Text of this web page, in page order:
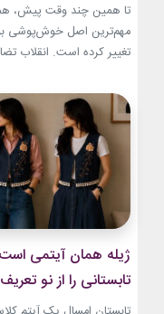
تا همین چند وقت پیش،
مهم‌ترین اصل خوش‌پوشی
تغییر کرده است. انقلاب
و بسیاری از رسانه‌های
مهم‌ترین نوآوری‌های
رویکرد، قرار نیست فقط
ژیله همان آیتمی
تابستانی را از نو